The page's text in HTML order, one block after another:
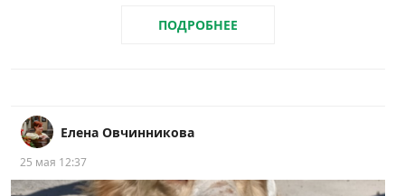
ПОДРОБНЕЕ
Елена Овчинникова
25 мая 12:37